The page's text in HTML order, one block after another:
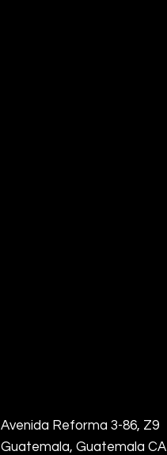
Avenida Reforma 3-86, Z9
Guatemala, Guatemala CA